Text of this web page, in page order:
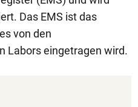
Das EMS ist das
von den
Labors eingetragen wird.